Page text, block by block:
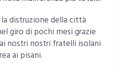
distruzione della città
giro di pochi mesi grazie
nostri nostri fratelli isolani
ai pisani.